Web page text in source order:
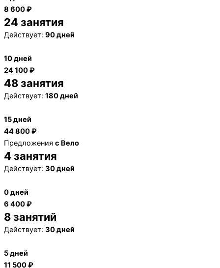
8 600 ₽
24 занятия
Действует: 90 дней
10 дней
24 100 ₽
48 занятия
Действует: 180 дней
15 дней
44 800 ₽
Предложения с Вело
4 занятия
Действует: 30 дней
0 дней
6 400 ₽
8 занятий
Действует: 30 дней
5 дней
11 500 ₽